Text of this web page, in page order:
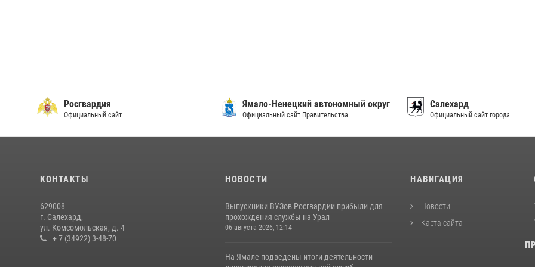
Росгвардия
Официальный сайт
Ямало-Ненецкий автономный округ
Официальный сайт Правительства
Салехард
Официальный сайт города
КОНТАКТЫ
629008
г. Салехард,
ул. Комсомольская, д. 4
+ 7 (34922) 3-48-70
НОВОСТИ
Выпускники ВУЗов Росгвардии прибыли для
прохождения службы на Урал
06 августа 2026, 12:14
На Ямале подведены итоги деятельности
НАВИГАЦИЯ
Новости
Карта сайта